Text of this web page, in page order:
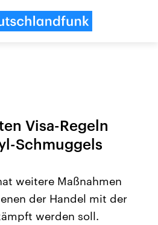
USA
Aktuelle Beiträge,
Visa-Regeln
Schmuggels
weitere Maßnahmen
der Handel mit der
werden soll.